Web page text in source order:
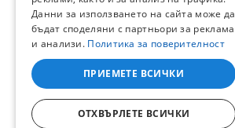
Данни за използването на сайта може да
бъдат споделяни с партньори за реклама
и анализи. Политика за поверителност
ПРИЕМЕТЕ ВСИЧКИ
ОТХВЪРЛЕТЕ ВСИЧКИ